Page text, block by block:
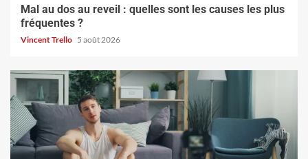
Mal au dos au reveil : quelles sont les causes les plus
fréquentes ?
Vincent Trello 5 août 2026